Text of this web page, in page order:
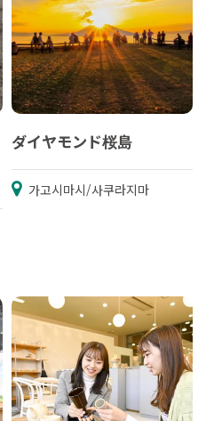
ダイヤモンド桜島
가고시마시/사쿠라지마